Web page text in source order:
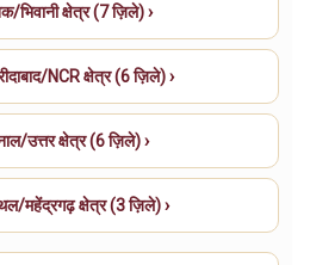
भिवानी क्षेत्र (7 ज़िले) ›
NCR क्षेत्र (6 ज़िले) ›
उत्तर क्षेत्र (6 ज़िले) ›
महेंद्रगढ़ क्षेत्र (3 ज़िले) ›